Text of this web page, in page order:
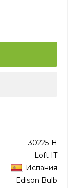
30225-H
Loft IT
Испания
Edison Bulb